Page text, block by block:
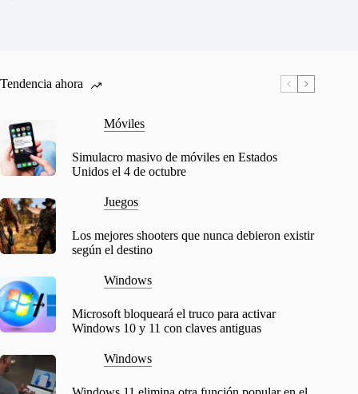
Tendencia ahora
Móviles
Simulacro masivo de móviles en Estados
Unidos el 4 de octubre
Juegos
Los mejores shooters que nunca debieron existir
según el destino
Windows
Microsoft bloqueará el truco para activar
Windows 10 y 11 con claves antiguas
Windows